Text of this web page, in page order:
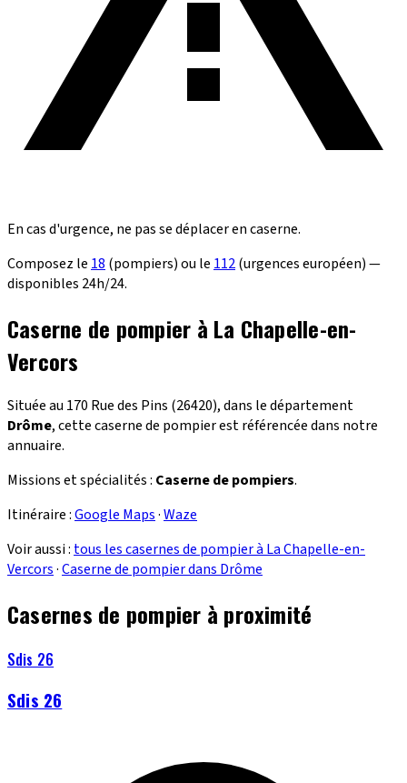
En cas d'urgence, ne pas se déplacer en caserne.
Composez le 18 (pompiers) ou le 112(urgences européen) —
disponibles 24h/24.
Caserne de pompier à La Chapelle-en-
Vercors
Située au 170 Rue des Pins (26420), dans le département
Drôme, cette caserne de pompier est référencée dans notre
annuaire.
Missions et spécialités : Caserne de pompiers.
Itinéraire :Google Maps·Waze
Voir aussi : tous les casernes de pompier à La Chapelle-en-
Vercors·Caserne de pompier dans Drôme
Casernes de pompier à proximité
Sdis 26
Sdis 26